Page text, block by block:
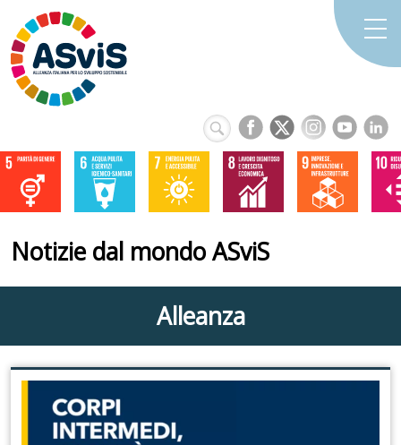
Notizie dal mondo ASviS
Alleanza